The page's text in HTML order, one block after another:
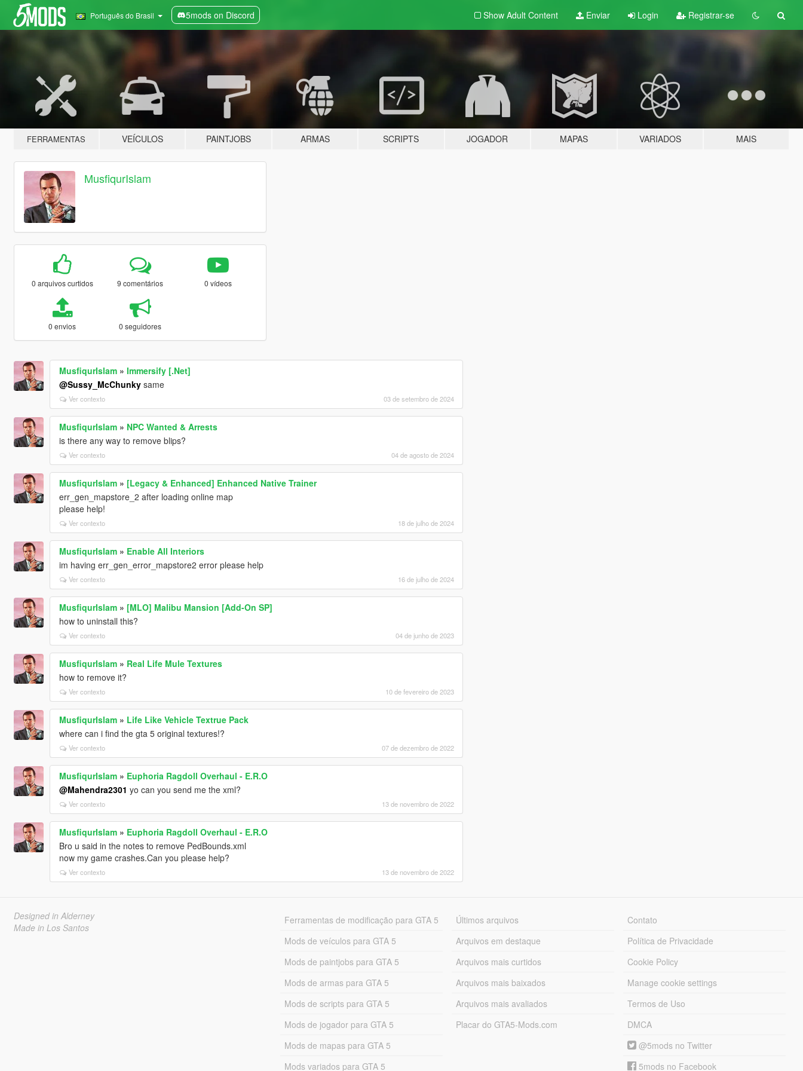
Português do Brasil 5mods on Discord Show Adult Content Enviar Login Registrar-se
FERRAMENTAS VEÍCULOS PAINTJOBS ARMAS SCRIPTS JOGADOR MAPAS VARIADOS MAIS
MusfiqurIslam
0 arquivos curtidos 9 comentários 0 vídeos
0 envios 0 seguidores
MusfiqurIslam» Immersify [.Net]
@Sussy_McChunkysame
Ver contexto 03 de setembro de 2024
MusfiqurIslam» NPC Wanted & Arrests
is there any way to remove blips?
Ver contexto 04 de agosto de 2024
MusfiqurIslam» [Legacy & Enhanced] Enhanced Native Trainer
err_gen_mapstore_2 after loading online map
please help!
Ver contexto 18 de julho de 2024
MusfiqurIslam» Enable All Interiors
im having err_gen_error_mapstore2 error please help
Ver contexto 16 de julho de 2024
MusfiqurIslam» [MLO] Malibu Mansion [Add-On SP]
how to uninstall this?
Ver contexto 04 de junho de 2023
MusfiqurIslam» Real Life Mule Textures
how to remove it?
Ver contexto 10 de fevereiro de 2023
MusfiqurIslam» Life Like Vehicle Textrue Pack
where can i find the gta 5 original textures!?
Ver contexto 07 de dezembro de 2022
MusfiqurIslam» Euphoria Ragdoll Overhaul - E.R.O
@Mahendra2301 yo can you send me the xml?
Ver contexto 13 de novembro de 2022
MusfiqurIslam» Euphoria Ragdoll Overhaul - E.R.O
Bro u said in the notes to remove PedBounds.xml
now my game crashes.Can you please help?
Ver contexto 13 de novembro de 2022
Designed in Alderney
Made in Los Santos
Ferramentas de modificação para GTA 5
Mods de veículos para GTA 5
Mods de paintjobs para GTA 5
Mods de armas para GTA 5
Mods de scripts para GTA 5
Mods de jogador para GTA 5
Mods de mapas para GTA 5
Mods variados para GTA 5
Últimos arquivos
Arquivos em destaque
Arquivos mais curtidos
Arquivos mais baixados
Arquivos mais avaliados
Placar do GTA5-Mods.com
Contato
Política de Privacidade
Cookie Policy
Manage cookie settings
Termos de Uso
DMCA
@5mods no Twitter
5mods no Facebook